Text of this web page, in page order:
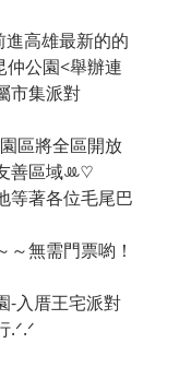
高雄最新的的
仲公園<舉辦連
市集派對
區將全區開放
善區域ꔛ♡
等著各位毛尾巴
～無需門票喲！
-入厝王宅派對
.ᐟ.ᐟ